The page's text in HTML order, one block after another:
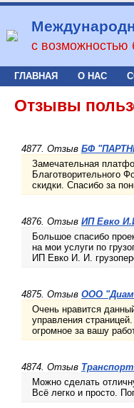
с возможностью
ГЛАВНАЯ О НАС
Отзывы
4877. Отзыв БФ
Замечательная
Благотворительного
скидки. Спасибо за
4876. Отзыв ИП Евко
Большое спасибо
на мои услуги по
ИП Евко И. И.
4875. Отзыв ООО
Очень нравится
управления
огромное за вашу
4874. Отзыв
Можно сделать
Всё легко и просто.